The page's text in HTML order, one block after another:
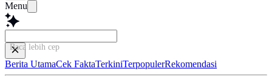
Menu
Baca lebih cepat...
Berita UtamaCek FaktaTerkiniTerpopulerRekomendasi